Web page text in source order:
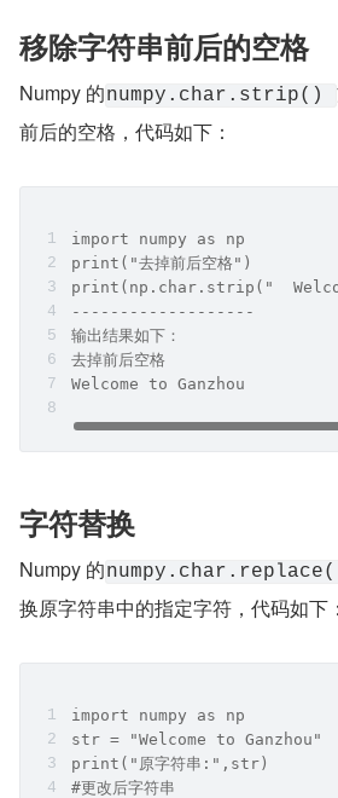
移除字符串前后的空格
Numpy 的numpy.char.strip()
前后的空格，代码如下：
import numpy as np
print("去掉前后空格")
print(np.char.strip("
-------------------
输出结果如下：
去掉前后空格
Welcome to Ganzhou
字符替换
Numpy 的
换原字符串中的指定字符，代码如下：
import numpy as np
str = "Welcome to Ganzhou"
print("原字符串:",str)
#更改后字符串